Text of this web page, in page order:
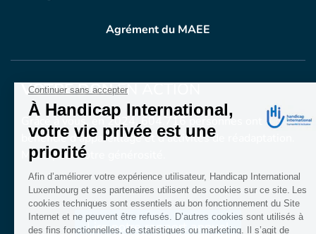
Agrément du MAEE
VOTRE DONEN ACTION
Grâce à vous, en 2024, 604.716 personnes ont
bénéficié d’appareillage et d’activités de réadaptation.
Merci pour votre générosité.
Lire notre rapport annuel